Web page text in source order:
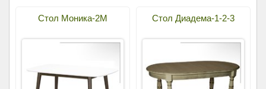
Стол Моника-2М Стол Диадема-1-2-3